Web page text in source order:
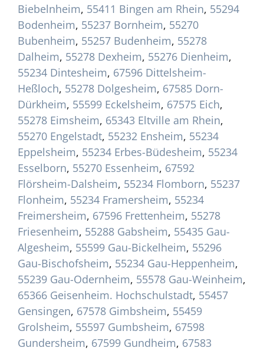
Biebelnheim, 55411 Bingen am Rhein, 55294
Bodenheim, 55237 Bornheim, 55270
Bubenheim, 55257 Budenheim, 55278
Dalheim, 55278 Dexheim, 55276 Dienheim,
55234 Dintesheim, 67596 Dittelsheim-
Heßloch, 55278 Dolgesheim, 67585 Dorn-
Dürkheim, 55599 Eckelsheim, 67575 Eich,
55278 Eimsheim, 65343 Eltville am Rhein,
55270 Engelstadt, 55232 Ensheim, 55234
Eppelsheim, 55234 Erbes-Büdesheim, 55234
Esselborn, 55270 Essenheim, 67592
Flörsheim-Dalsheim, 55234 Flomborn, 55237
Flonheim, 55234 Framersheim, 55234
Freimersheim, 67596 Frettenheim, 55278
Friesenheim, 55288 Gabsheim, 55435 Gau-
Algesheim, 55599 Gau-Bickelheim, 55296
Gau-Bischofsheim, 55234 Gau-Heppenheim,
55239 Gau-Odernheim, 55578 Gau-Weinheim,
65366 Geisenheim. Hochschulstadt, 55457
Gensingen, 67578 Gimbsheim, 55459
Grolsheim, 55597 Gumbsheim, 67598
Gundersheim, 67599 Gundheim, 67583